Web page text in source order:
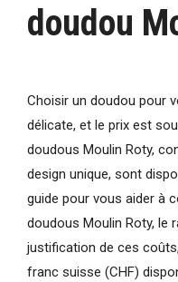
doudou
Choisir un doudou pour
délicate, et le prix est
doudous Moulin Roty,
design unique, sont
guide pour vous aider à
doudous Moulin Roty, le
justification de ces
franc suisse (CHF)